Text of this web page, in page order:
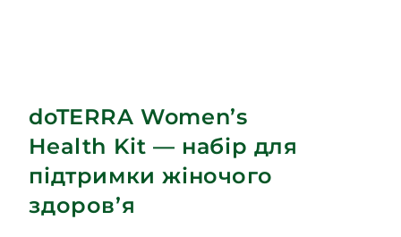
doTERRA Women’s
Health Kit — набір для
підтримки жіночого
здоров’я